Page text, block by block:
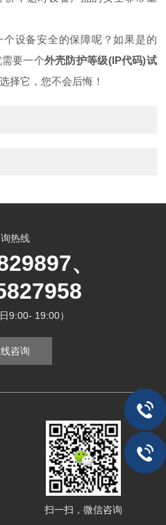
设备安全的保障呢？如果是的
要一个外壳防护等级(IP代码)试
择它，您不会后悔！
热线
、
9:00- 19:00）
咨询
扫一扫，微信咨询